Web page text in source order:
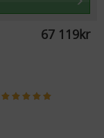
67 119kr